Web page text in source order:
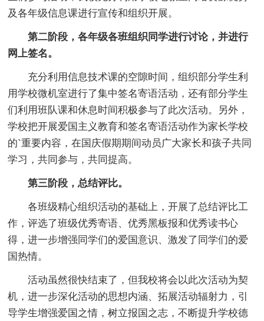
及各年级信息课进行宣传和组织开展。
第二阶段，各年级各班组织同学进行讨论，并进行
网上签名。
充分利用信息技术课的空隙时间，组织部分学生利
用学校微机室进行了集中签名寄语活动，还有部分学生
们利用班队课和休息时间积极参与了此次活动。另外，
学校把开展爱国主义教育和签名寄语活动作为家长学校
的`重要内容，在国庆假期期间动员广大家长和孩子共同
学习，共同参与，共同提高。
第三阶段，总结评比。
各班级精心组织活动的基础上，开展了总结评比工
作，评选了班级优秀寄语、优秀黑板报和优秀读书心
得，进一步增强同学们的爱国意识、激发了同学们的爱
国热情。
活动虽然很快结束了，但我校将会以此次活动为契
机，进一步深化活动的思想内涵、拓展活动辐射力，引
导学生增强爱国之情，树立报国之志，不断提升学校德